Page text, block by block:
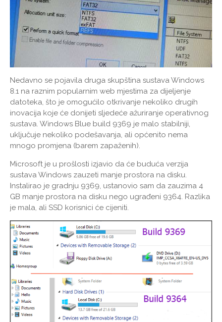
Nedavno se pojavila druga skupština sustava Windows
8.1 na raznim popularnim web mjestima za dijeljenje
datoteka, što je omogućilo otkrivanje nekoliko drugih
inovacija koje će donijeti sljedeće ažuriranje operativnog
sustava. Windows Blue build 9369 je malo stabilniji,
uključuje nekoliko podešavanja, ali općenito nema
mnogo promjena (barem zapaženih).
Microsoft je u prošlosti izjavio da će buduća verzija
sustava Windows zauzeti manje prostora na disku.
Instalirao je gradnju 9369, ustanovio sam da zauzima 4
GB manje prostora na disku nego ugrađeni 9364. Razlika
je mala, ali SSD korisnici će cijeniti.